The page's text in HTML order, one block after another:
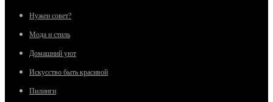
Нужен совет?
Мода и стиль
Домашний уют
Искусство быть красивой
Пилинги